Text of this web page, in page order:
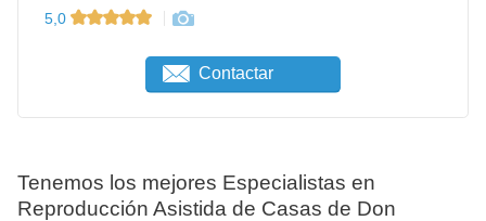
5,0
Contactar
Tenemos los mejores Especialistas en
Reproducción Asistida de Casas de Don